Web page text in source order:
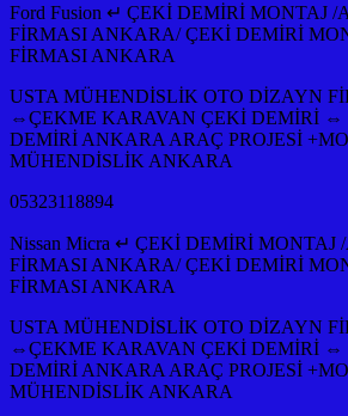
Ford Fusion ↵ ÇEKİ DEMİRİ MONTAJ /
FİRMASI ANKARA/ ÇEKİ DEMİRİ
FİRMASI ANKARA
USTA MÜHENDİSLİK OTO DİZAYN
⇔ÇEKME KARAVAN ÇEKİ DEMİRİ ⇔
DEMİRİ ANKARA ARAÇ PROJESİ
MÜHENDİSLİK ANKARA
05323118894
Nissan Micra ↵ ÇEKİ DEMİRİ MONTAJ
FİRMASI ANKARA/ ÇEKİ DEMİRİ
FİRMASI ANKARA
USTA MÜHENDİSLİK OTO DİZAYN
⇔ÇEKME KARAVAN ÇEKİ DEMİRİ ⇔
DEMİRİ ANKARA ARAÇ PROJESİ
MÜHENDİSLİK ANKARA